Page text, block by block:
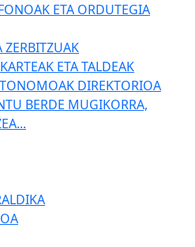
ETA ORDUTEGIA
ZERBITZUAK
ETA TALDEAK
DIREKTORIOA
BERDE MUGIKORRA,